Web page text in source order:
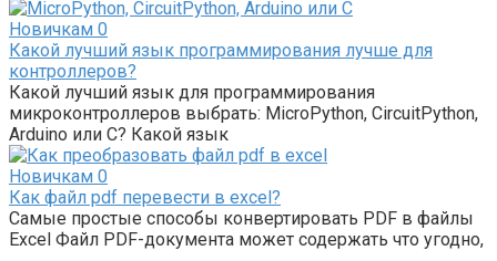
Новичкам 0
Какой лучший язык программирования лучше для
контроллеров?
Какой лучший язык для программирования
микроконтроллеров выбрать: MicroPython, CircuitPython,
Arduino или C? Какой язык
Новичкам 0
Как файл pdf перевести в excel?
Самые простые способы конвертировать PDF в файлы
Excel Файл PDF-документа может содержать что угодно,